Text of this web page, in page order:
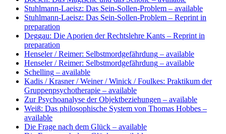
Stuhlmann-Laeisz: Das Sein-Sollen-Problem – available
Stuhlmann-Laeisz: Das Sein-Sollen-Problem – Reprint in
preparation
Deggau: Die Aporien der Rechtslehre Kants – Reprint in
preparation
Henseler / Reimer: Selbstmordgefährdung – available
Henseler / Reimer: Selbstmordgefährdung – available
Schelling – available
Kadis / Krasner / Weiner / Winick / Foulkes: Praktikum der
Gruppenpsychotherapie – available
Zur Psychoanalyse der Objektbeziehungen – available
Weiß: Das philosophische System von Thomas Hobbes –
available
Die Frage nach dem Glück – available